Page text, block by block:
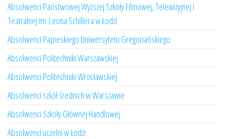
Absolwenci Państwowej Wyższej Szkoły Filmowej, Telewizyjnej i
Teatralnej im. Leona Schillera w Łodzi
Absolwenci Papieskiego Uniwersytetu Gregoriańskiego
Absolwenci Politechniki Warszawskiej
Absolwenci Politechniki Wrocławskiej
Absolwenci szkół średnich w Warszawie
Absolwenci Szkoły Głównej Handlowej
Absolwenci uczelni w Łodzi